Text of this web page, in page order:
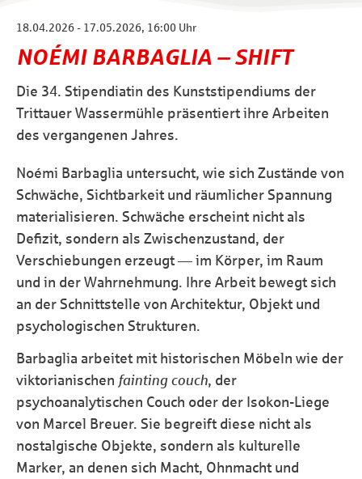
18.04.2026 - 17.05.2026, 16:00 Uhr
NOÉMI BARBAGLIA ‒ SHIFT
Die 34. Stipendiatin des Kunststipendiums der
Trittauer Wassermühle präsentiert ihre Arbeiten
des vergangenen Jahres.
Noémi Barbaglia untersucht, wie sich Zustände von
Schwäche, Sichtbarkeit und räumlicher Spannung
materialisieren. Schwäche erscheint nicht als
Defizit, sondern als Zwischenzustand, der
Verschiebungen erzeugt — im Körper, im Raum
und in der Wahrnehmung. Ihre Arbeit bewegt sich
an der Schnittstelle von Architektur, Objekt und
psychologischen Strukturen.
Barbaglia arbeitet mit historischen Möbeln wie der
viktorianischen fainting couch, der
psychoanalytischen Couch oder der Isokon-Liege
von Marcel Breuer. Sie begreift diese nicht als
nostalgische Objekte, sondern als kulturelle
Marker, an denen sich Macht, Ohnmacht und